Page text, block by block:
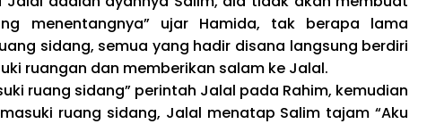
menentangnya” ujar Hamida, tak berapa lama
sidang, semua yang hadir disana langsung berdiri
ruangan dan memberikan salam ke Jalal.
ruang sidang” perintah Jalal pada Rahim, kemudian
ruang sidang, Jalal menatap Salim tajam “Aku